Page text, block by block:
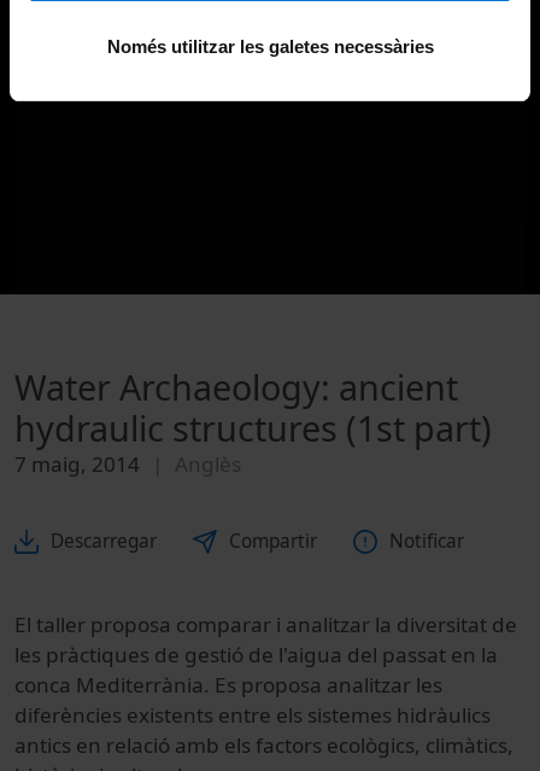
Només utilitzar les galetes necessàries
Water Archaeology: ancient
hydraulic structures (1st part)
7 maig, 2014 Anglès
Descarregar Compartir Notificar
El taller proposa comparar i analitzar la diversitat de
les pràctiques de gestió de l'aigua del passat en la
conca Mediterrània. Es proposa analitzar les
diferències existents entre els sistemes hidràulics
antics en relació amb els factors ecològics, climàtics,